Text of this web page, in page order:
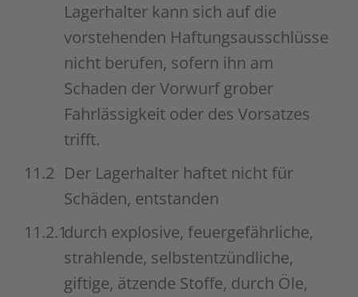
Lagerhalter kann sich auf die
vorstehenden Haftungsausschlüsse
nicht berufen, sofern ihn am
Schaden der Vorwurf grober
Fahrlässigkeit oder des Vorsatzes
trifft.
11.2 Der Lagerhalter haftet nicht für
Schäden, entstanden
11.2.1durch explosive, feuergefährliche,
strahlende, selbstentzündliche,
giftige, ätzende Stoffe, durch Öle,